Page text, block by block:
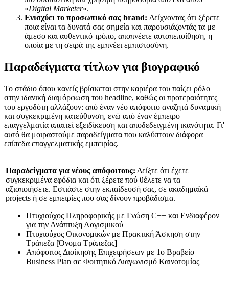
«Digital Marketer».
Ενισχύει το προσωπικό σας brand: Δείχνοντας ότι ξέρετε
ποια είναι τα δυνατά σας σημεία και παρουσιάζοντάς τα με
άμεσο και αυθεντικό τρόπο, αποπνέετε αυτοπεποίθηση, η
οποία με τη σειρά της εμπνέει εμπιστοσύνη.
Παραδείγματα τίτλων για βιογραφικό
Το στάδιο όπου κανείς βρίσκεται στην καριέρα του παίζει ρόλο
στην ιδανική διαμόρφωση του headline, καθώς οι προτεραιότητες
του εργοδότη αλλάζουν: από έναν νέο απόφοιτο αναζητά δυναμική
και συγκεκριμένη κατεύθυνση, ενώ από έναν έμπειρο
επαγγελματία απαιτεί εξειδίκευση και αποδεδειγμένη ικανότητα. Γι'
αυτό θα μοιραστούμε παραδείγματα που καλύπτουν διάφορα
επίπεδα επαγγελματικής εμπειρίας.
Παραδείγματα για νέους απόφοιτους: Δείξτε ότι έχετε
συγκεκριμένα εφόδια και ότι ξέρετε πού θέλετε να τα
αξιοποιήσετε. Εστιάστε στην εκπαίδευσή σας, σε ακαδημαϊκά
projects ή σε εμπειρίες που σας δίνουν προβάδισμα.
Πτυχιούχος Πληροφορικής με Γνώση C++ και Ενδιαφέρον
για την Ανάπτυξη Λογισμικού
Πτυχιούχος Οικονομικών με Πρακτική Άσκηση στην
Τράπεζα [Όνομα Τράπεζας]
Απόφοιτος Διοίκησης Επιχειρήσεων με 1ο Βραβείο
Business Plan σε Φοιτητικό Διαγωνισμό Καινοτομίας